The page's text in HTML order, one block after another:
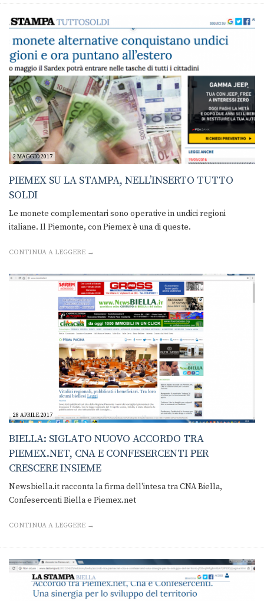
2 MAGGIO 2017
PIEMEX SU LA STAMPA, NELL’INSERTO TUTTO
SOLDI
Le monete complementari sono operative in undici regioni
italiane. Il Piemonte, con Piemex è una di queste.
CONTINUA A LEGGERE →
28 APRILE 2017
BIELLA: SIGLATO NUOVO ACCORDO TRA
PIEMEX.NET, CNA E CONFESERCENTI PER
CRESCERE INSIEME
Newsbiella.it racconta la firma dell'intesa tra CNA Biella,
Confesercenti Biella e Piemex.net
CONTINUA A LEGGERE →